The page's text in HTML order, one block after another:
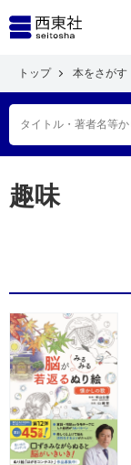
トップ 本をさがす
趣味